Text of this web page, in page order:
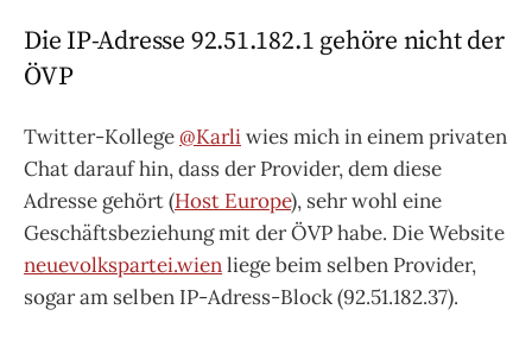
Die IP-Adresse 92.51.182.1 gehöre nicht der
ÖVP
Twitter-Kollege@Karliwies mich in einem privaten
Chat darauf hin, dass der Provider, dem diese
Adresse gehört (Host Europe), sehr wohl eine
Geschäftsbeziehung mit der ÖVP habe. Die Website
neuevolkspartei.wienliege beim selben Provider,
sogar am selben IP-Adress-Block (92.51.182.37).